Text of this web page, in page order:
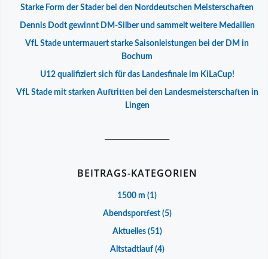
Starke Form der Stader bei den Norddeutschen Meisterschaften
Dennis Dodt gewinnt DM-Silber und sammelt weitere Medaillen
VfL Stade untermauert starke Saisonleistungen bei der DM in
Bochum
U12 qualifiziert sich für das Landesfinale im KiLaCup!
VfL Stade mit starken Auftritten bei den Landesmeisterschaften in
Lingen
BEITRAGS-KATEGORIEN
1500 m (1)
Abendsportfest(5)
Aktuelles(51)
Altstadtlauf(4)